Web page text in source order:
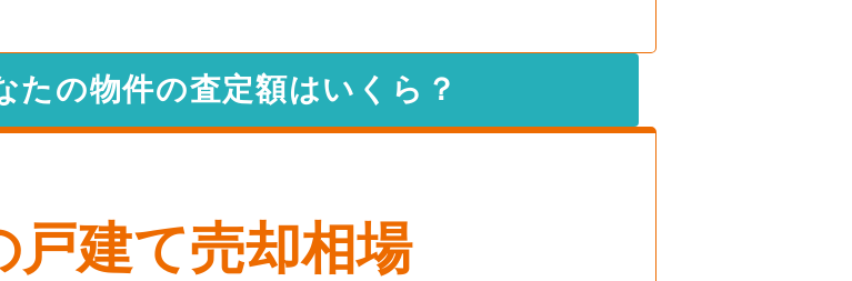
たの物件の査定額はいくら？
戸建て売却相場